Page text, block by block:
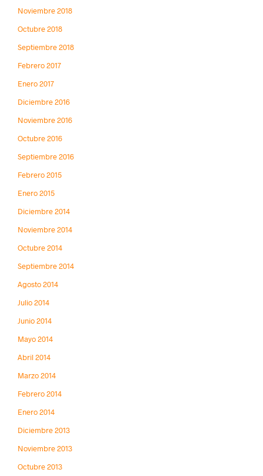
Noviembre 2018
Octubre 2018
Septiembre 2018
Febrero 2017
Enero 2017
Diciembre 2016
Noviembre 2016
Octubre 2016
Septiembre 2016
Febrero 2015
Enero 2015
Diciembre 2014
Noviembre 2014
Octubre 2014
Septiembre 2014
Agosto 2014
Julio 2014
Junio 2014
Mayo 2014
Abril 2014
Marzo 2014
Febrero 2014
Enero 2014
Diciembre 2013
Noviembre 2013
Octubre 2013